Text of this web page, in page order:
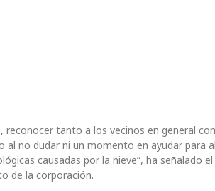
reconocer tanto a los vecinos en general
al no dudar ni un momento en ayudar para
causadas por la nieve”, ha señalado el
de la corporación.